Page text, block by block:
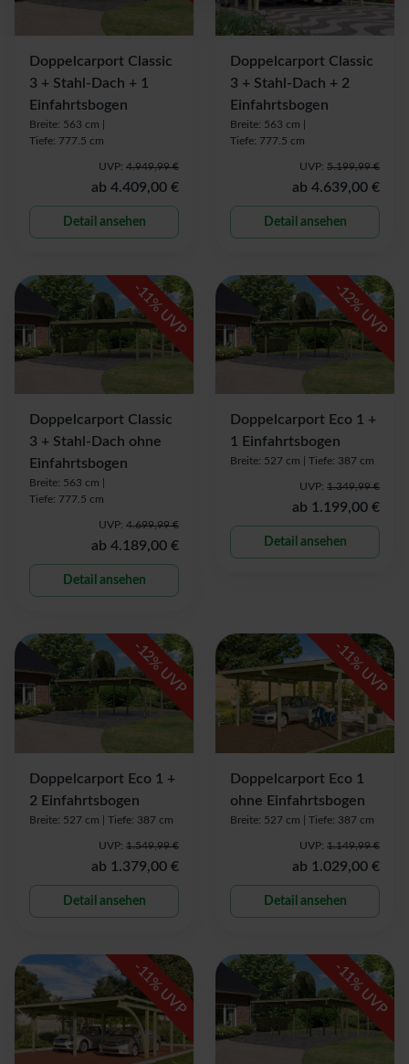
Doppelcarport Classic
3 + Stahl-Dach + 1
Einfahrtsbogen
Breite: 563 cm |
Tiefe: 777.5 cm
UVP: 4.949,99 €
ab 4.409,00 €
Detail ansehen
Doppelcarport Classic
3 + Stahl-Dach + 2
Einfahrtsbogen
Breite: 563 cm |
Tiefe: 777.5 cm
UVP: 5.199,99 €
ab 4.639,00 €
Detail ansehen
-
11
% UVP
Doppelcarport Classic
3 + Stahl-Dach ohne
Einfahrtsbogen
Breite: 563 cm |
Tiefe: 777.5 cm
UVP: 4.699,99 €
ab 4.189,00 €
Detail ansehen
-
12
% UVP
Doppelcarport Eco 1 +
1 Einfahrtsbogen
Breite: 527 cm | Tiefe: 387 cm
UVP: 1.349,99 €
ab 1.199,00 €
Detail ansehen
-
12
% UVP
Doppelcarport Eco 1 +
2 Einfahrtsbogen
Breite: 527 cm | Tiefe: 387 cm
UVP: 1.549,99 €
ab 1.379,00 €
Detail ansehen
-
11
% UVP
Doppelcarport Eco 1
ohne Einfahrtsbogen
Breite: 527 cm | Tiefe: 387 cm
UVP: 1.149,99 €
ab 1.029,00 €
Detail ansehen
-
11
% UVP
-
11
% UVP